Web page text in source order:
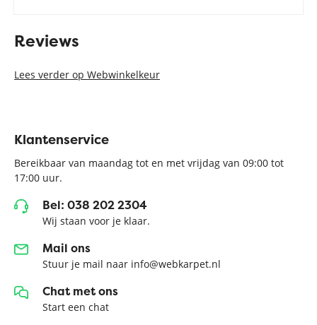
Reviews
Lees verder op Webwinkelkeur
Klantenservice
Bereikbaar van maandag tot en met vrijdag van 09:00 tot
17:00 uur.
Bel: 038 202 2304
Wij staan voor je klaar.
Mail ons
Stuur je mail naar info@webkarpet.nl
Chat met ons
Start een chat